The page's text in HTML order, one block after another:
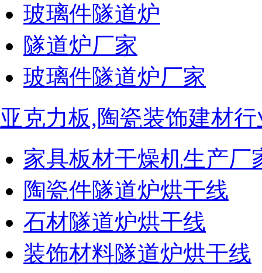
玻璃件隧道炉
隧道炉厂家
玻璃件隧道炉厂家
亚克力板,陶瓷装饰建材
家具板材干燥机生产厂
陶瓷件隧道炉烘干线
石材隧道炉烘干线
装饰材料隧道炉烘干线